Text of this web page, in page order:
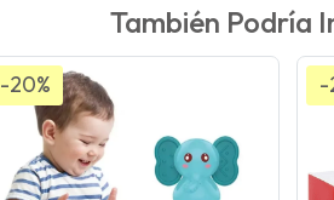
También Podría
-20% -